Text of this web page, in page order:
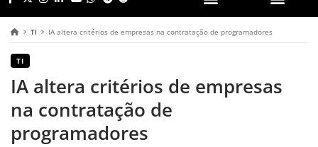
TI IA altera critérios de empresas na contratação de programadores
TI
IA altera critérios de empresas
na contratação de
programadores